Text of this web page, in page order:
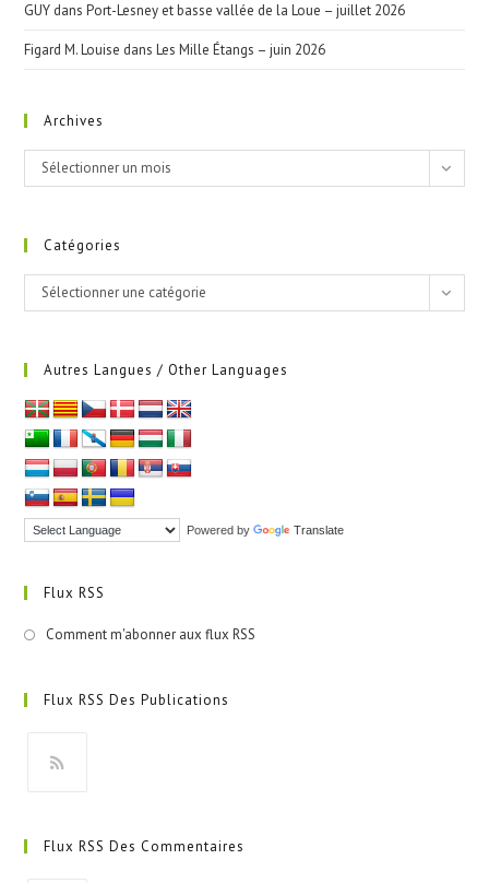
GUY dansPort-Lesney et basse vallée de la Loue – juillet 2026
Figard M. Louise dansLes Mille Étangs – juin 2026
Archives
Archives
Sélectionner un mois
Catégories
Catégories
Sélectionner une catégorie
Autres Langues / Other Languages
Powered by Translate
Flux RSS
Comment m'abonner aux flux RSS
Flux RSS Des Publications
un
Flux RSS Des Commentaires